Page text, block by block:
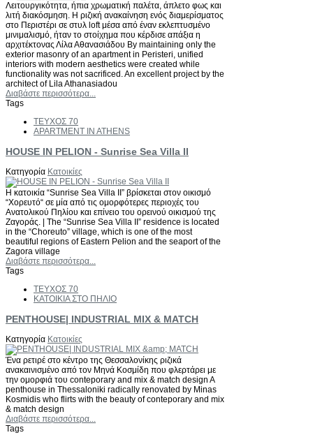
Λειτουργικότητα, ήπια χρωματική παλέτα, άπλετο φως και
λιτή διακόσμηση. Η ριζική ανακαίνηση ενός διαμερίσματος
στο Περιστέρι σε στυλ loft μέσα από έναν εκλεπτυσμένο
μινιμαλισμό, ήταν το στοίχημα που κέρδισε απάξια η
αρχιτέκτονας Λίλα Αθανασιάδου By maintaining only the
exterior masonry of an apartment in Peristeri, unified
interiors with modern aesthetics were created while
functionality was not sacrificed. An excellent project by the
architect of Lila Athanasiadou
Διαβάστε περισσότερα...
Tags
ΤΕΥΧΟΣ 70
APARTMENT IN ATHENS
HOUSE IN PELION - Sunrise Sea Villa II
Κατηγορία Κατοικίες
Η κατοικία “Sunrise Sea Villa II” βρίσκεται στον οικισμό
“Χορευτό“ σε μία από τις ομορφότερες περιοχές του
Ανατολικού Πηλίου και επίνειο του ορεινού οικισμού της
Ζαγοράς. | The “Sunrise Sea Villa II” residence is located
in the “Choreuto” village, which is one of the most
beautiful regions of Eastern Pelion and the seaport of the
Zagora village
Διαβάστε περισσότερα...
Tags
ΤΕΥΧΟΣ 70
ΚΑΤΟΙΚΙΑ ΣΤΟ ΠΗΛΙΟ
PENTHOUSE| INDUSTRIAL MIX & MATCH
Κατηγορία Κατοικίες
Ένα ρετιρέ στο κέντρο της Θεσσαλονίκης ριζικά
ανακαινισμένο από τον Μηνά Κοσμίδη που φλερτάρει με
την ομορφιά του conteporary and mix & match design A
penthouse in Thessaloniki radically renovated by Minas
Kosmidis who flirts with the beauty of conteporary and mix
& match design
Διαβάστε περισσότερα...
Tags